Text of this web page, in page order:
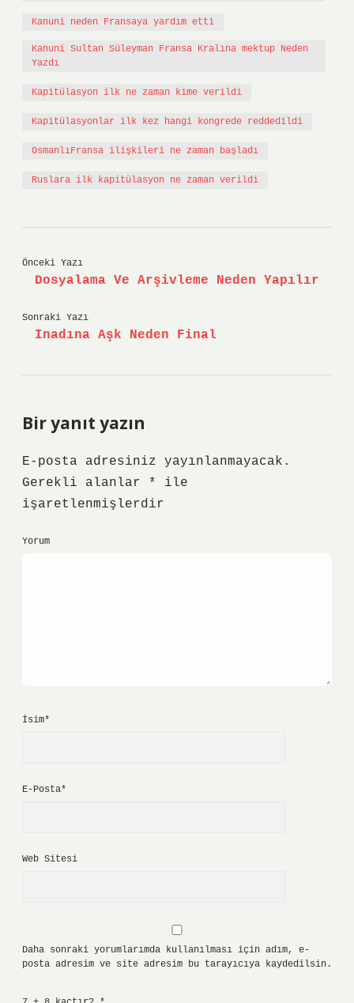
Kanuni neden Fransaya yardım etti
Kanuni Sultan Süleyman Fransa Kralına mektup Neden
Yazdı
Kapitülasyon ilk ne zaman kime verildi
Kapitülasyonlar ilk kez hangi kongrede reddedildi
OsmanlıFransa ilişkileri ne zaman başladı
Ruslara ilk kapitülasyon ne zaman verildi
Önceki Yazı
Dosyalama Ve Arşivleme Neden Yapılır
Sonraki Yazı
Inadına Aşk Neden Final
Bir yanıt yazın
E-posta adresiniz yayınlanmayacak.
Gerekli alanlar
*
ile
işaretlenmişlerdir
Yorum
İsim*
E-Posta*
Web Sitesi
Daha sonraki yorumlarımda kullanılması için adım, e-
posta adresim ve site adresim bu tarayıcıya kaydedilsin.